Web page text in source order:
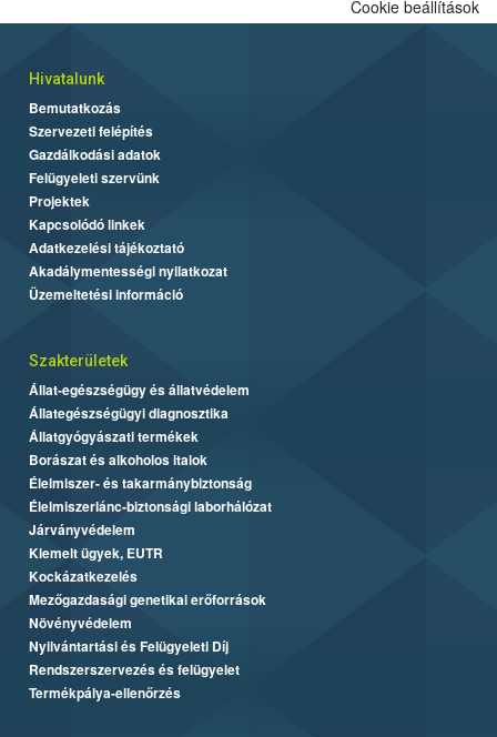
Cookie beállítások
Hivatalunk
Bemutatkozás
Szervezeti felépítés
Gazdálkodási adatok
Felügyeleti szervünk
Projektek
Kapcsolódó linkek
Adatkezelési tájékoztató
Akadálymentességi nyilatkozat
Üzemeltetési információ
Szakterületek
Állat-egészségügy és állatvédelem
Állategészségügyi diagnosztika
Állatgyógyászati termékek
Borászat és alkoholos italok
Élelmiszer- és takarmánybiztonság
Élelmiszerlánc-biztonsági laborhálózat
Járványvédelem
Kiemelt ügyek, EUTR
Kockázatkezelés
Mezőgazdasági genetikai erőforrások
Növényvédelem
Nyilvántartási és Felügyeleti Díj
Rendszerszervezés és felügyelet
Termékpálya-ellenőrzés